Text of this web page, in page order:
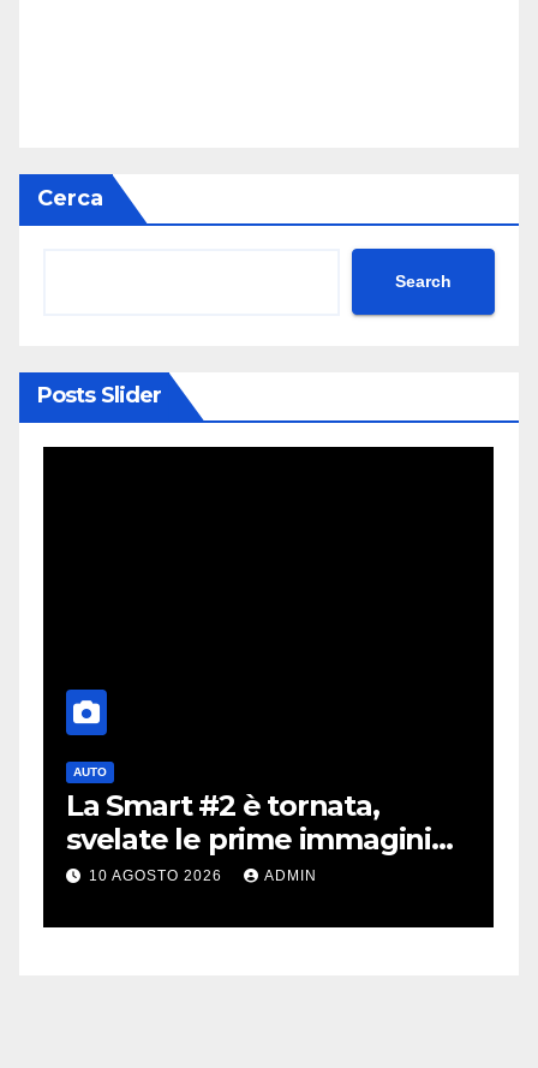
Cerca
Search
Posts Slider
AUTO
La Smart #2 è tornata,
svelate le prime immagini
dell’erede della Fortwo
10 AGOSTO 2026 ADMIN